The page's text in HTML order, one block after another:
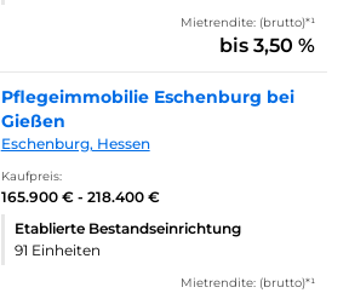
Mietrendite: (brutto)*¹
bis 3,50 %
Pflegeimmobilie Eschenburg bei
Gießen
Eschenburg, Hessen
Kaufpreis:
165.900 € - 218.400 €
Etablierte Bestandseinrichtung
91 Einheiten
Mietrendite: (brutto)*¹